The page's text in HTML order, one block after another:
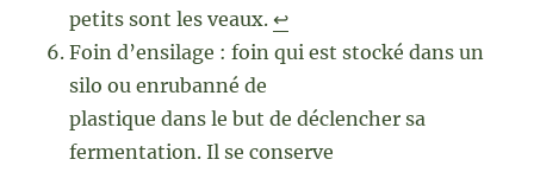
petits sont les veaux. ↩︎
Foin d’ensilage : foin qui est stocké dans un
silo ou enrubanné de
plastique dans le but de déclencher sa
fermentation. Il se conserve